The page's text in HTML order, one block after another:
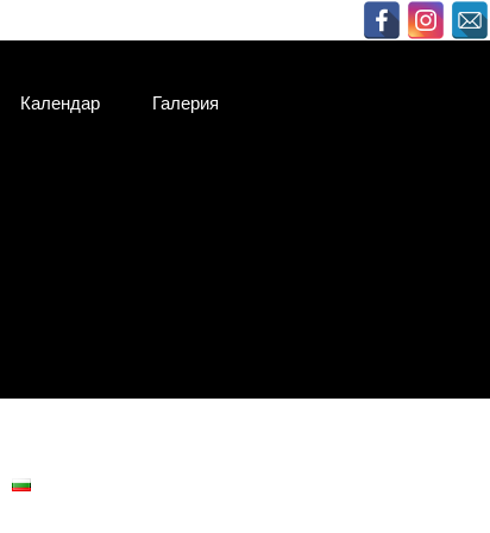
Календар Галерия